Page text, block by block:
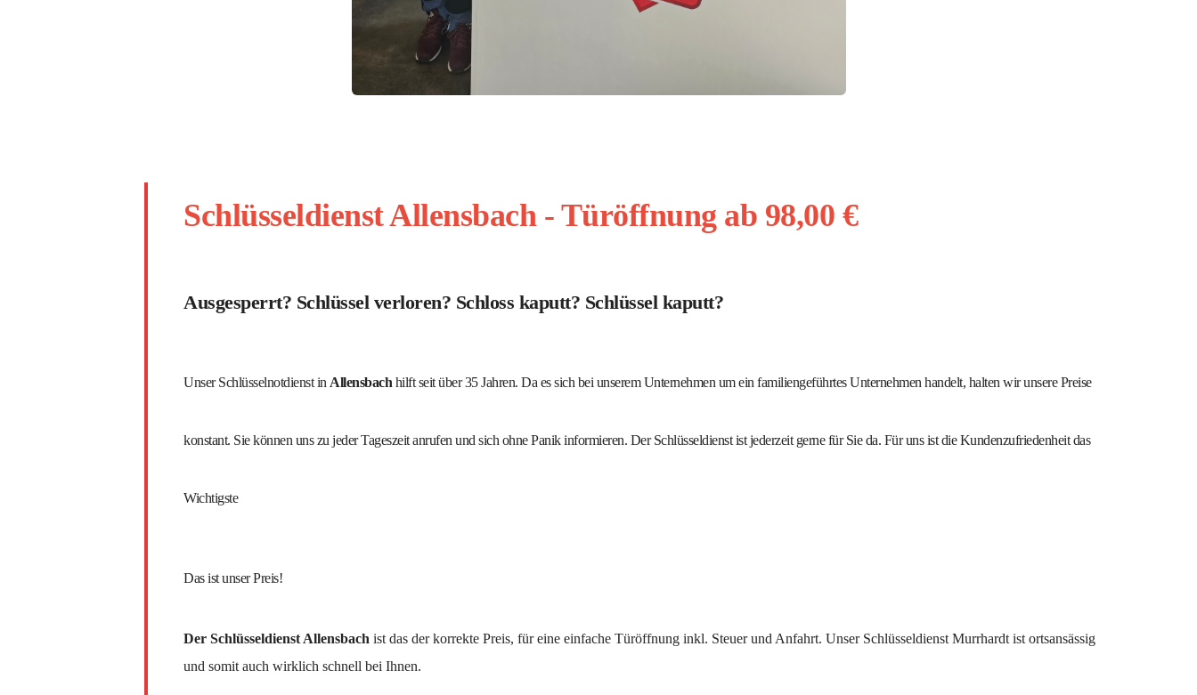
Schlüsseldienst Allensbach - Türöffnung ab 98,00 €
Ausgesperrt? Schlüssel verloren? Schloss kaputt? Schlüssel kaputt?
Unser Schlüsselnotdienst in Allensbach hilft seit über 35 Jahren. Da es sich bei unserem Unternehmen um ein familiengeführtes Unternehmen handelt, halten wir unsere Preise
konstant. Sie können uns zu jeder Tageszeit anrufen und sich ohne Panik informieren. Der Schlüsseldienst ist jederzeit gerne für Sie da. Für uns ist die Kundenzufriedenheit das
Wichtigste
Das ist unser Preis!
Der Schlüsseldienst Allensbach ist das der korrekte Preis, für eine einfache Türöffnung inkl. Steuer und Anfahrt. Unser Schlüsseldienst Murrhardt ist ortsansässig
und somit auch wirklich schnell bei Ihnen.